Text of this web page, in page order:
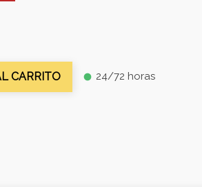
CARRITO fiber_manual_record 24/72 horas